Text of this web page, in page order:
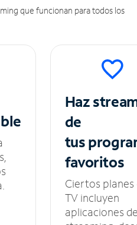
que funcionan para todos los
Haz
de
tus
favoritos
Ciertos planes
TV incluyen
aplicaciones